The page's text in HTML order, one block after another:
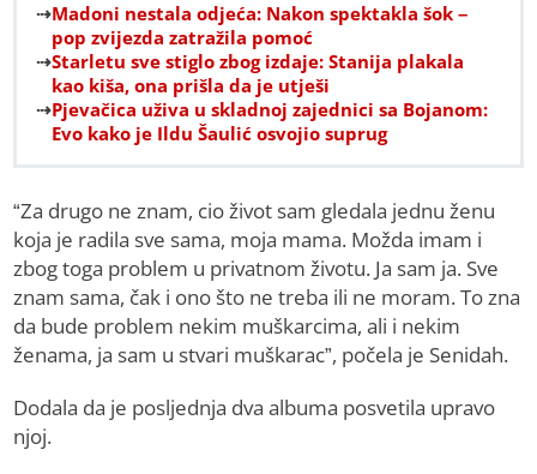
Madoni nestala odjeća: Nakon spektakla šok –
pop zvijezda zatražila pomoć
Starletu sve stiglo zbog izdaje: Stanija plakala
kao kiša, ona prišla da je utješi
Pjevačica uživa u skladnoj zajednici sa Bojanom:
Evo kako je Ildu Šaulić osvojio suprug
“Za drugo ne znam, cio život sam gledala jednu ženu
koja je radila sve sama, moja mama. Možda imam i
zbog toga problem u privatnom životu. Ja sam ja. Sve
znam sama, čak i ono što ne treba ili ne moram. To zna
da bude problem nekim muškarcima, ali i nekim
ženama, ja sam u stvari muškarac”, počela je Senidah.
Dodala da je posljednja dva albuma posvetila upravo
njoj.